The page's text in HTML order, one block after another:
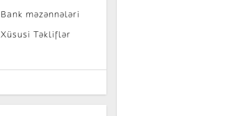
Bank məzənnələri
Xüsusi Təkliflər